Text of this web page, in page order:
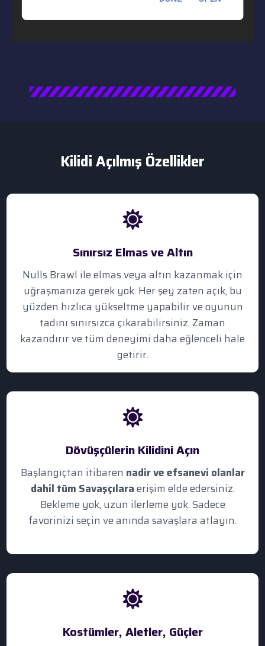
Kilidi Açılmış Özellikler
Sınırsız Elmas ve Altın
Nulls Brawl ile elmas veya altın kazanmak için
uğraşmanıza gerek yok. Her şey zaten açık, bu
yüzden hızlıca yükseltme yapabilir ve oyunun
tadını sınırsızca çıkarabilirsiniz. Zaman
kazandırır ve tüm deneyimi daha eğlenceli hale
getirir.
Dövüşçülerin Kilidini Açın
Başlangıçtan itibaren nadir ve efsanevi olanlar
dahil tüm Savaşçılaraerişim elde edersiniz.
Bekleme yok, uzun ilerleme yok. Sadece
favorinizi seçin ve anında savaşlara atlayın.
Kostümler, Aletler, Güçler